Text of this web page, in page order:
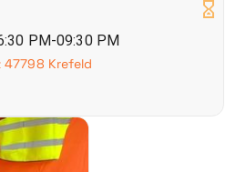
PM-09:30 PM
Krefeld